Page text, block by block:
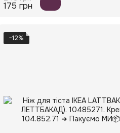
175 грн
−12%